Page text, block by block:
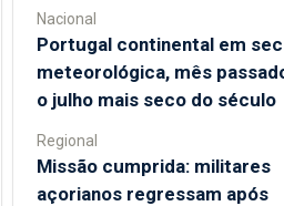
Nacional
Portugal continental em
meteorológica, mês
o julho mais seco do século
Regional
Missão cumprida: militares
açorianos regressam após